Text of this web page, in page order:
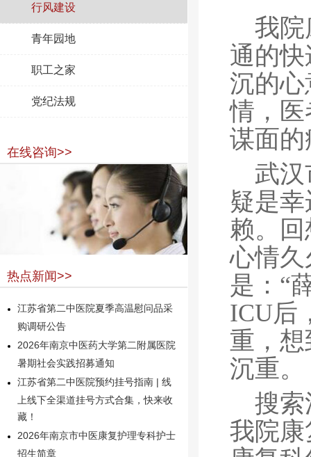
行风建设
青年园地
职工之家
党纪法规
在线咨询>>
热点新闻>>
江苏省第二中医院夏季高温慰问品采
购调研公告
2026年南京中医药大学第二附属医院
暑期社会实践招募通知
江苏省第二中医院预约挂号指南 | 线
上线下全渠道挂号方式合集，快来收
藏！
2026年南京市中医康复护理专科护士
招生简章
我院
通的
沉的
情，
谋面
武
疑是
赖。
心情
是：“
ICU后
重，
沉重。
搜索
我院